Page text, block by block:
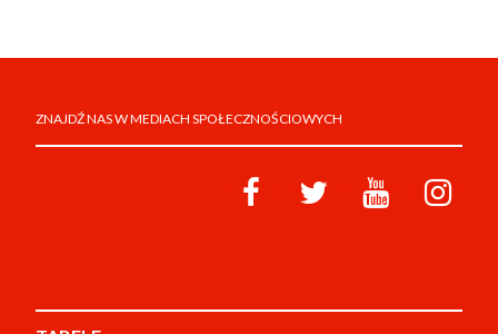
ZNAJDŹ NAS W MEDIACH SPOŁECZNOŚCIOWYCH